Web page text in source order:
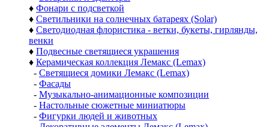
♦ Фонари с подсветкой
♦ Светильники на солнечных батареях (Solar)
♦ Светодиодная флористика - ветки, букеты, гирлянды,
венки
♦ Подвесные светящиеся украшения
♦ Керамическая коллекция Лемакс (Lemax)
- Светящиеся домики Лемакс (Lemax)
- Фасады
- Музыкально-анимационные композиции
- Настольные сюжетные миниатюры
- Фигурки людей и животных